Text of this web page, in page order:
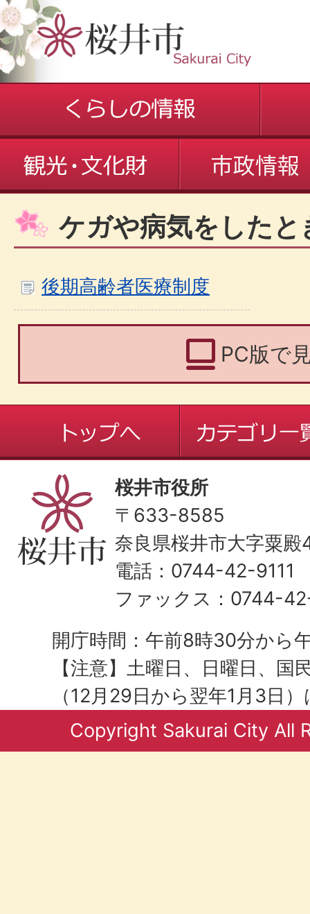
ケガや病気をした
後期高齢者医療制度
PC版で
桜井市役所
〒633-8585
奈良県桜井市大字粟
電話：0744-42-9111
ファックス：0744-
開庁時間：午前8時30分から
【注意】土曜日、日曜日、国
（12月29日から翌年1月3日
Copyright Sakurai City All